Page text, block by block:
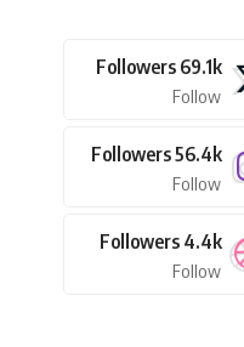
69.1k
Followers
Follow
56.4k
Followers
Follow
4.4k
Followers
Follow